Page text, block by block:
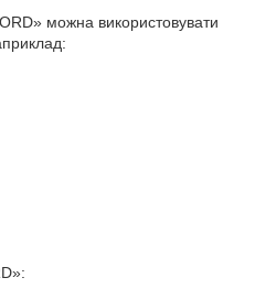
можна використовувати